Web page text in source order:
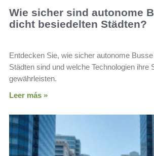
Wie sicher sind autonome
dicht besiedelten Städten?
Entdecken Sie, wie sicher autonome
Städten sind und welche Technologien ihre
gewährleisten.
Leer más »